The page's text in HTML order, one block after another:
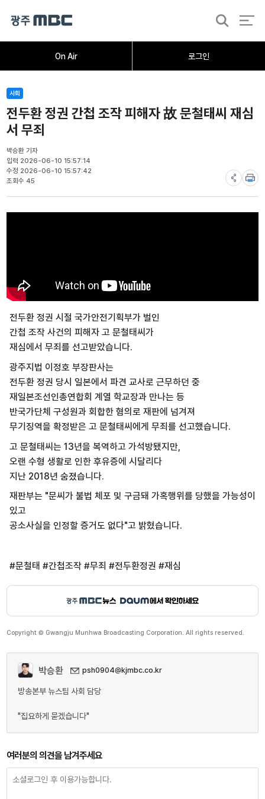
On Air 로그인
검
오늘의뉴스뉴스데스크 취재가시작되자
사회
전두환 정권 간첩 조작 피해자 故 문철태씨 재심
서 무죄
박승환 기자
입력 2026-06-10 15:57:14
수정 2026-06-10 15:57:42
조회수 45
전두환 정권 시절 국가안전기획부가 벌인
간첩 조작 사건의 피해자 고 문철태씨가
재심에서 무죄를 선고받았습니다.
광주지법 이정호 부장판사는
전두환 정권 당시 일본에서 파견 교사로 근무하던 중
재일본조선인총연합회 계열 학교장과 만나는 등
반국가단체 구성원과 회합한 혐의로 재판에 넘겨져
무기징역을 확정받은 고 문철태씨에게 무죄를 선고했습니다.
고 문철태씨는 13년을 복역하고 가석방됐지만,
오랜 수형 생활로 인한 후유증에 시달리다
지난 2018년 숨졌습니다.
재판부는 "문씨가 불법 체포 및 구금돼 가혹행위를 당했을 가능성이
있고
공소사실을 인정할 증거도 없다"고 밝혔습니다.
#문철태 #간첩조작 #무죄 #전두환정권 #재심
Copyright © Gwangju Munhwa Broadcasting Corporation. All rights reserved.
박승환 psh0904@kjmbc.co.kr
방송본부 뉴스팀 사회 담당
"집요하게 묻겠습니다"
여러분의 의견을 남겨주세요